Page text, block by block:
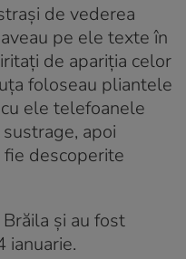
de vederea
pe ele texte în
de apariția celor
foloseau pliantele
ele telefoanele
apoi
descoperite
și au fost
ianuarie.